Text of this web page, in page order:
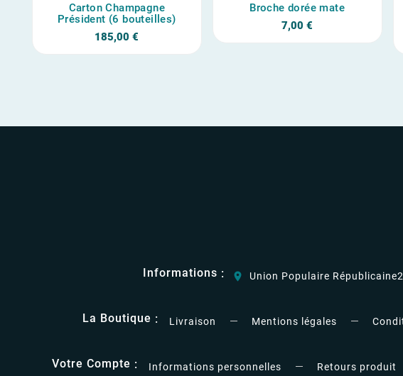
Carton Champagne
Président (6 bouteilles)
185,00 €
Broche dorée mate
7,00 €
Informations location_on Union Populaire Républicaine
La Boutique Livraison Mentions légales
Votre Compte Informations personnelles Retours produit